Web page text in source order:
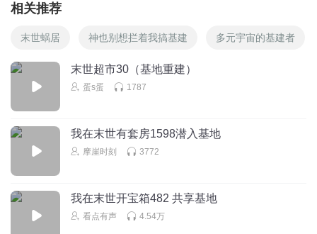
相关推荐
末世蜗居 神也别想拦着我搞基建 多元宇宙的基建者
末世超市30（基地重建）
蛋s蛋 1787
我在末世有套房1598潜入基地
摩崖时刻 3772
我在末世开宝箱482 共享基地
看点有声 4.54万